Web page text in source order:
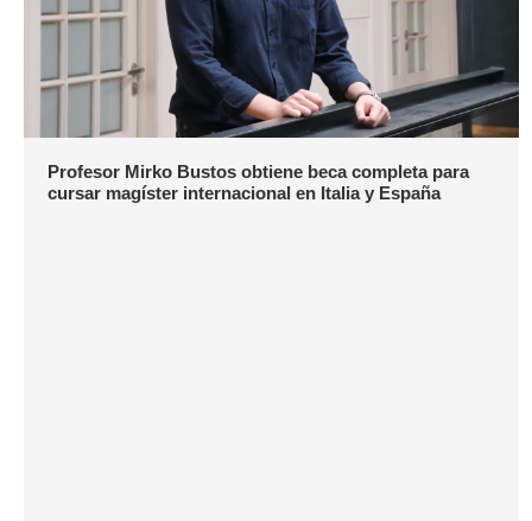
Profesor Mirko Bustos obtiene beca completa para
cursar magíster internacional en Italia y España